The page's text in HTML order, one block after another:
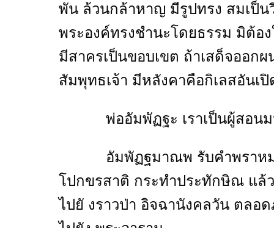
พัน ล้วนกล้าหาญ มีรูปทรง สมเป็น
พระองค์ทรงชำนะโดยธรรม มิต้อ
มีสาครเป็นขอบเขต ถ้าเสด็จออก
สัมพุทธเจ้า มีหลังคาคือกิเลสอันเ
พ่ออัมพัฏฐะ เราเป็นผู้สอนมน
อัมพัฏฐมาณพ รับคำพราหมณ์
โปกขรสาติ กระทำประทักษิณ แ
ไปยั งราวป่า อิจฉานังคลวัน ตลอ